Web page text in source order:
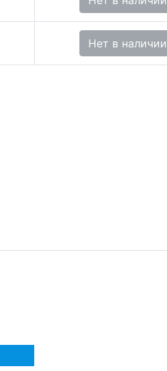
Нет в наличии